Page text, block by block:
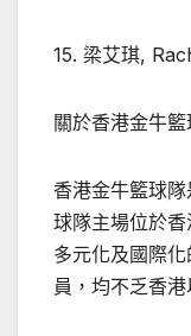
15. 梁艾琪,
關於香港金牛
香港金牛籃球隊
球隊主場位於
多元化及國際
員，均不乏香